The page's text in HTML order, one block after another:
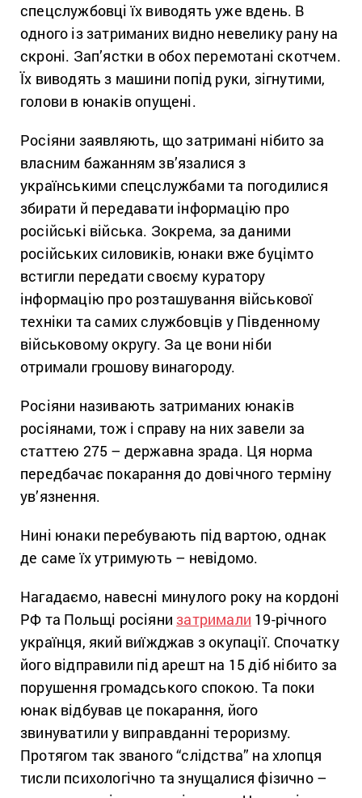
спецслужбовці їх виводять уже вдень. В
одного із затриманих видно невелику рану на
скроні. Зап’ястки в обох перемотані скотчем.
Їх виводять з машини попід руки, зігнутими,
голови в юнаків опущені.
Росіяни заявляють, що затримані нібито за
власним бажанням зв’язалися з
українськими спецслужбами та погодилися
збирати й передавати інформацію про
російські війська. Зокрема, за даними
російських силовиків, юнаки вже буцімто
встигли передати своєму куратору
інформацію про розташування військової
техніки та самих службовців у Південному
військовому округу. За це вони ніби
отримали грошову винагороду.
Росіяни називають затриманих юнаків
росіянами, тож і справу на них завели за
статтею 275 – державна зрада. Ця норма
передбачає покарання до довічного терміну
ув’язнення.
Нині юнаки перебувають під вартою, однак
де саме їх утримують – невідомо.
Нагадаємо, навесні минулого року на кордоні
РФ та Польщі росіянизатримали 19-річного
українця, який виїжджав з окупації. Спочатку
його відправили під арешт на 15 діб нібито за
порушення громадського спокою. Та поки
юнак відбував це покарання, його
звинуватили у виправданні тероризму.
Протягом так званого “слідства” на хлопця
тисли психологічно та знущалися фізично –